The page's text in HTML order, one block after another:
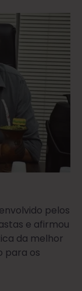
pelos
e afirmou
da melhor
para os